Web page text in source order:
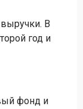
В
год и
фонд и